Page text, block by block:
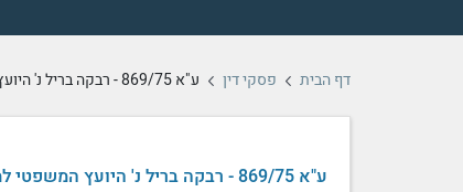
דף הבית פסקי דין ע"א 869/75 - רבקה בריל נ' היועץ המשפטי לממשלה על-ידי
ע"א 869/75 - רבקה בריל נ' היועץ המשפטי לממשלה על-ידי, ~